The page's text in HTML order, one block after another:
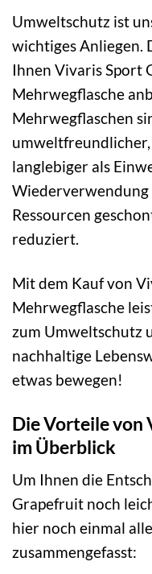
Umweltschutz ist
wichtiges Anliegen.
Ihnen Vivaris Sport
Mehrwegflasche
Mehrwegflaschen
langlebiger als
Wiederverwendung
Ressourcen
reduziert.
Mit dem Kauf von
Mehrwegflasche
zum Umweltschutz
nachhaltige
etwas bewegen!
Die Vorteile von
im Überblick
Um Ihnen die
Grapefruit noch
hier noch einmal
zusammengefasst: